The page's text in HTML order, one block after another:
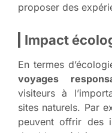
proposer des
Impact
En termes
voyages
visiteurs à
sites naturels. Par
peuvent offrir des